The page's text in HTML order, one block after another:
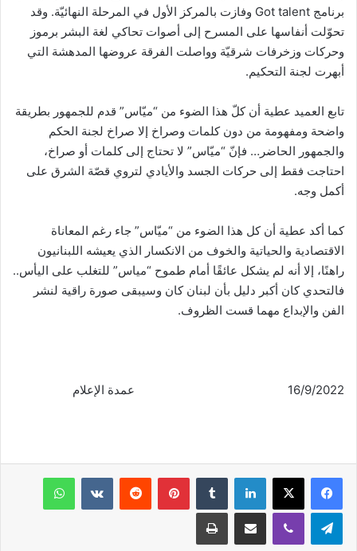
برنامج Got talent وفازت بالمركز الأول في المرحلة النهائيّة. وقد
تحوّلت أنفاسها على المسرح إلى أصوات تحاكي لغة البشر برموز
وحركات وزخرفات شرقيّة وواصلت الفرقة عروضها المدهشة التي
أبهرت لجنة التحكيم.
تابع العميد عطية أن كلّ هذا الضوء من “ميّاس” قدم للجمهور بطريقة
واضحة ومفهومة من دون كلمات وصراخ إلا صراخ لجنة الحكم
والجمهور الحاضر… فإنّ “ميّاس” لا تحتاج إلى كلمات أو صراخ،
احتاجت فقط إلى حركات الجسد والأيادي لتروي قصّة الشرق على
أكمل وجه.
كما أكد عطية أن كل هذا الضوء من “ميّاس” جاء رغم المعاناة
الاقتصادية والحياتية والخوف من الانكسار الذي يعيشه اللبنانيون
راهنًا، إلا أنه لم يشكل عائقًا أمام طموح “مياس” للتغلب على اليأس..
فالتحدي كان أكبر دليل بأن لبنان كان وسيبقى صورة راقية لنشر
الفن والإبداع مهما قست الظروف.
16/9/2022 عمدة الإعلام
فيسبوك لينكدإن بينتيريست